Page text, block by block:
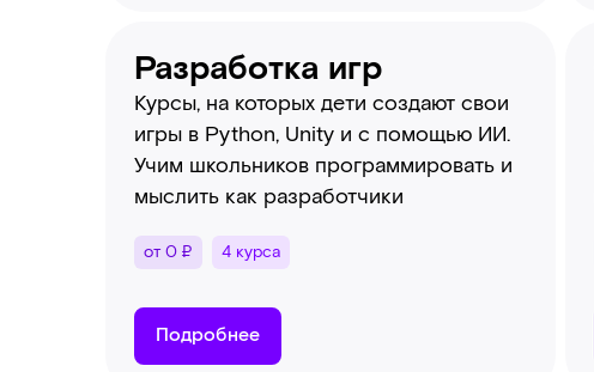
Разработка игр
Курсы, на которых дети создают свои
игры в Python, Unity и с помощью ИИ.
Учим школьников программировать и
мыслить как разработчики
от 0 ₽ 4 курса
Подробнее